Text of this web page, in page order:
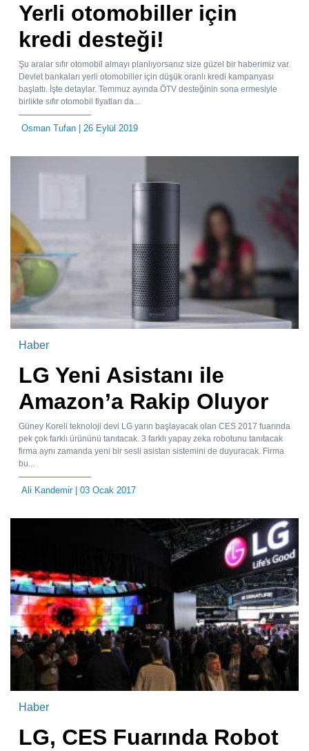
Yerli otomobiller için
kredi desteği!
Şu aralar sıfır otomobil almayı planlıyorsanız size güzel bir haberimiz var.
Devlet bankaları yerli otomobiller için düşük oranlı kredi kampanyası
başlattı. İşte detaylar. Temmuz ayında ÖTV desteğinin sona ermesiyle
birlikte sıfır otomobil fiyatları da...
Osman Tufan | 26 Eylül 2019
Haber
LG Yeni Asistanı ile
Amazon’a Rakip Oluyor
Güney Koreli teknoloji devi LG yarın başlayacak olan CES 2017 fuarında
pek çok farklı ürününü tanıtacak. 3 farklı yapay zeka robotunu tanıtacak
firma aynı zamanda yeni bir sesli asistan sistemini de duyuracak. Firma
bu...
Ali Kandemir| 03 Ocak 2017
Haber
LG, CES Fuarında Robot